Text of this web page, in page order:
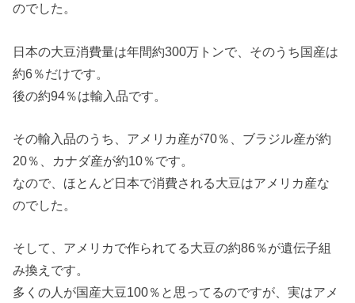
のでした。
日本の大豆消費量は年間約300万トンで、そのうち国産は
約6％だけです。
後の約94％は輸入品です。
その輸入品のうち、アメリカ産が70％、ブラジル産が約
20％、カナダ産が約10％です。
なので、ほとんど日本で消費される大豆はアメリカ産な
のでした。
そして、アメリカで作られてる大豆の約86％が遺伝子組
み換えです。
多くの人が国産大豆100％と思ってるのですが、実はアメ